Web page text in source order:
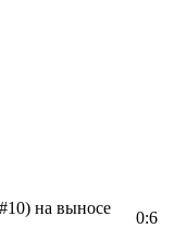
на выносе
0:6